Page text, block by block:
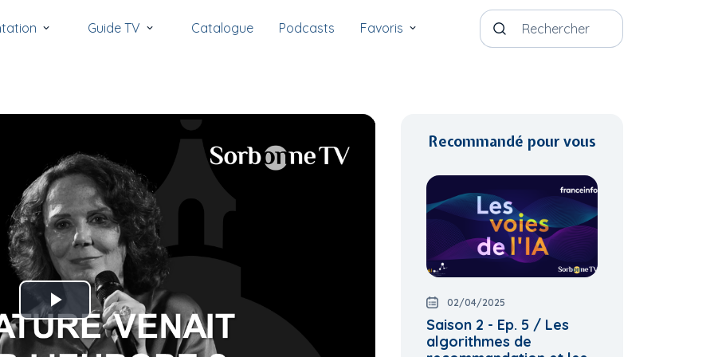
Guide TV Catalogue Podcasts Favoris
Recommandé pour vous
02/04/2025
Saison 2 - Ep. 5 / Les
algorithmes de